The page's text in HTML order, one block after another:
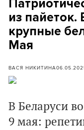
из
крупные
Мая
ВАСЯ НИКИТИНА
В Беларуси
9 мая: